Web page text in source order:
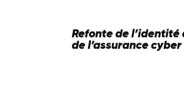
de l’assurance cyber